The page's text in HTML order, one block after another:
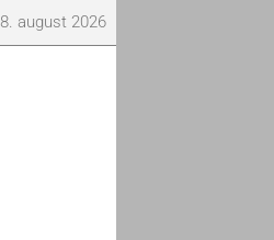
8. august 2026